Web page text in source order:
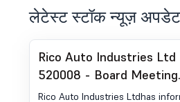
लेटेस्ट स्टॉक न्यूज़ अपडेट
Rico Auto Industries Ltd
520008 - Board Meeting
Intimation for 12Th
Rico Auto Industries Ltdhas